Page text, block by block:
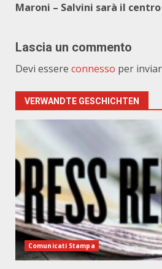
Maroni – Salvini sarà il
Lascia un commento
Devi essere connesso per
VERWANDTE GESCHICHTEN
Comunicati Stampa